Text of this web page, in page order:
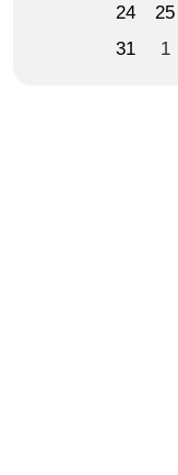
24
25
31
1